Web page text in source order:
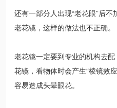
还有一部分人出现“老花眼”后
老花镜，这样的做法也不正确。
老花镜一定要到专业的机构去
花镜，看物体时会产生“棱镜效
容易造成头晕眼花。